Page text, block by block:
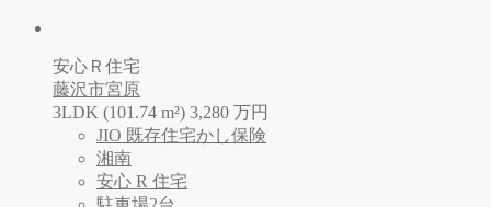
安心Ｒ住宅
藤沢市宮原
3LDK (101.74 m²) 3,280 万円
JIO 既存住宅かし保険
湘南
安心 R 住宅